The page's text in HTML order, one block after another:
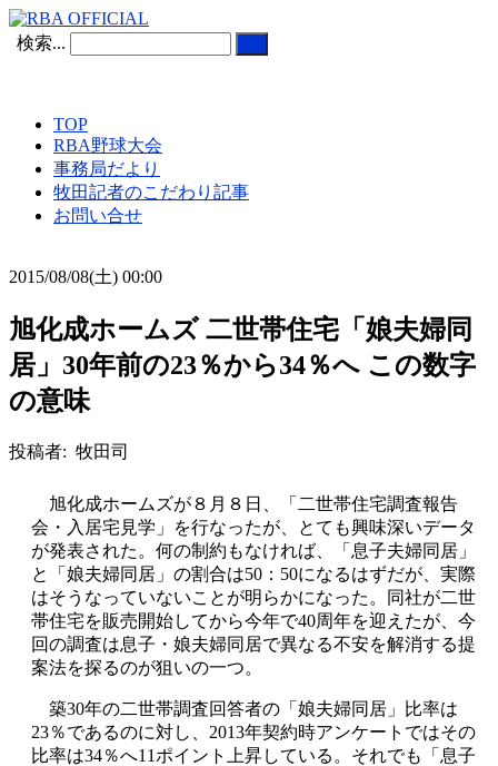
検索...
TOP
RBA野球大会
事務局だより
牧田記者のこだわり記事
お問い合せ
2015/08/08(土) 00:00
旭化成ホームズ 二世帯住宅「娘夫婦同
居」30年前の23％から34％へ この数字
の意味
投稿者: 牧田司
旭化成ホームズが８月８日、「二世帯住宅調査報告
会・入居宅見学」を行なったが、とても興味深いデータ
が発表された。何の制約もなければ、「息子夫婦同居」
と「娘夫婦同居」の割合は50：50になるはずだが、実際
はそうなっていないことが明らかになった。同社が二世
帯住宅を販売開始してから今年で40周年を迎えたが、今
回の調査は息子・娘夫婦同居で異なる不安を解消する提
案法を探るのが狙いの一つ。
築30年の二世帯調査回答者の「娘夫婦同居」比率は
23％であるのに対し、2013年契約時アンケートではその
比率は34％へ11ポイント上昇している。それでも「息子